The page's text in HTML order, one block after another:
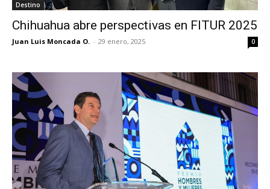
Destino
Chihuahua abre perspectivas en FITUR 2025
Juan Luis Moncada O. - 29 enero, 2025 0